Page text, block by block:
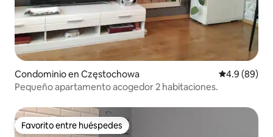
Condominio en Częstochowa Calificación
4.9 (89)
Pequeño apartamento acogedor 2 habitaciones.
Favorito entre huéspedes
Favorito entre huéspedes